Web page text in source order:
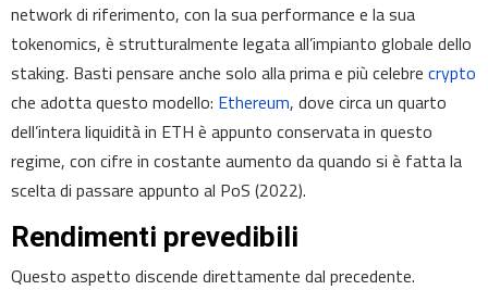
network di riferimento, con la sua performance e la sua
tokenomics, è strutturalmente legata all’impianto globale dello
staking. Basti pensare anche solo alla prima e più celebre crypto
che adotta questo modello: Ethereum, dove circa un quarto
dell’intera liquidità in ETH è appunto conservata in questo
regime, con cifre in costante aumento da quando si è fatta la
scelta di passare appunto al PoS (2022).
Rendimenti prevedibili
Questo aspetto discende direttamente dal precedente.